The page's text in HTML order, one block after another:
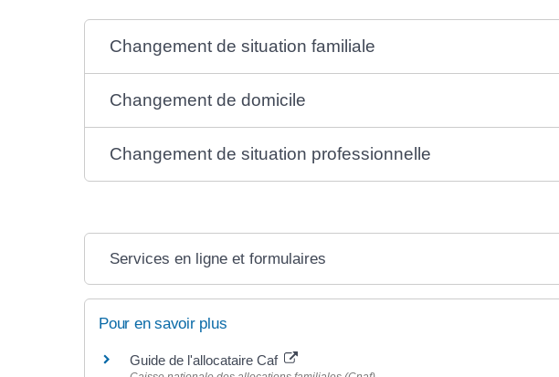
Changement de situation familiale
Changement de domicile
Changement de situation professionnelle
Services en ligne et formulaires
Pour en savoir plus
Guide de l'allocataire Caf